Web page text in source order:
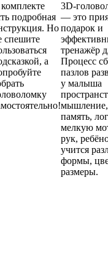
подробная
Но
спешите
а
3D-
— это
подарок и
тренажёр
Процесс
пазлов
у малыша
мышление,
память,
мелкую
рук,
учится
формы,
размеры.